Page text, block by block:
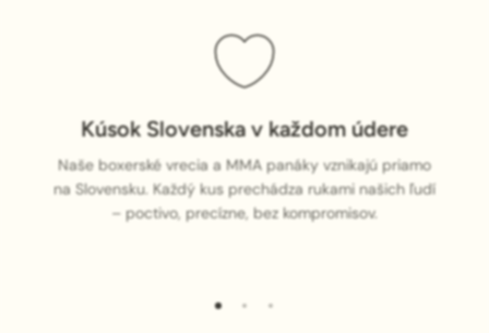
Kúsok Slovenska v každom údere
Naše boxerské vrecia a MMA panáky vznikajú priamo
na Slovensku. Každý kus prechádza rukami našich ľudí
– poctivo, precízne, bez kompromisov.